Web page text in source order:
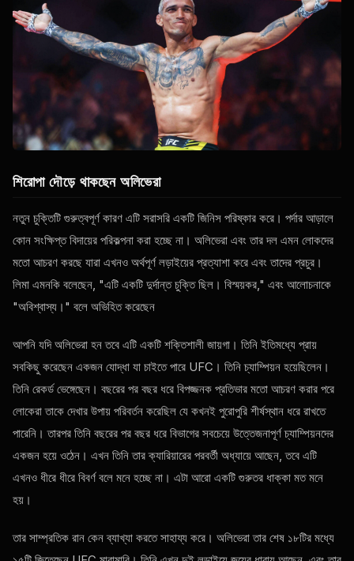
শিরোপা দৌড়ে থাকছেন অলিভেরা
নতুন চুক্তিটি গুরুত্বপূর্ণ কারণ এটি সরাসরি একটি জিনিস পরিষ্কার করে। পর্দার আড়ালে
কোন সংক্ষিপ্ত বিদায়ের পরিকল্পনা করা হচ্ছে না। অলিভেরা এবং তার দল এমন লোকদের
মতো আচরণ করছে যারা এখনও অর্থপূর্ণ লড়াইয়ের প্রত্যাশা করে এবং তাদের প্রচুর।
লিমা এমনকি বলেছেন, "এটি একটি দুর্দান্ত চুক্তি ছিল। বিস্ময়কর," এবং আলোচনাকে
"অবিশ্বাস্য।" বলে অভিহিত করেছেন
আপনি যদি অলিভেরা হন তবে এটি একটি শক্তিশালী জায়গা। তিনি ইতিমধ্যে প্রায়
সবকিছু করেছেন একজন যোদ্ধা যা চাইতে পারে UFC । তিনি চ্যাম্পিয়ন হয়েছিলেন।
তিনি রেকর্ড ভেঙ্গেছেন। বছরের পর বছর ধরে বিপজ্জনক প্রতিভার মতো আচরণ করার পরে
লোকেরা তাকে দেখার উপায় পরিবর্তন করেছিল যে কখনই পুরোপুরি শীর্ষস্থান ধরে রাখতে
পারেনি। তারপর তিনি বছরের পর বছর ধরে বিভাগের সবচেয়ে উত্তেজনাপূর্ণ চ্যাম্পিয়নদের
একজন হয়ে ওঠেন। এখন তিনি তার ক্যারিয়ারের পরবর্তী অধ্যায়ে আছেন, তবে এটি
এখনও ধীরে ধীরে বিবর্ণ বলে মনে হচ্ছে না। এটা আরো একটি গুরুতর ধাক্কা মত মনে
হয়।
তার সাম্প্রতিক রান কেন ব্যাখ্যা করতে সাহায্য করে। অলিভেরা তার শেষ ১৮টির মধ্যে